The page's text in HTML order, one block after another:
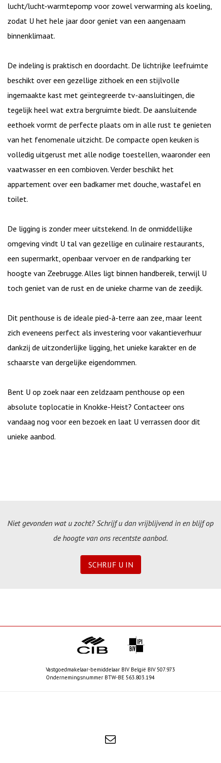
lucht/lucht-warmtepomp voor zowel verwarming als koeling,
zodat U het hele jaar door geniet van een aangenaam
binnenklimaat.
De indeling is praktisch en doordacht. De lichtrijke leefruimte
beschikt over een gezellige zithoek en een stijlvolle
ingemaakte kast met geïntegreerde tv-aansluitingen, die
tegelijk heel wat extra bergruimte biedt. De aansluitende
eethoek vormt de perfecte plaats om in alle rust te genieten
van het fenomenale uitzicht. De compacte open keuken is
volledig uitgerust met alle nodige toestellen, waaronder een
vaatwasser en een combioven. Verder beschikt het
appartement over een badkamer met douche, wastafel en
toilet.
De ligging is zonder meer uitstekend. In de onmiddellijke
omgeving vindt U tal van gezellige en culinaire restaurants,
een supermarkt, openbaar vervoer en de randparking ter
hoogte van Zeebrugge. Alles ligt binnen handbereik, terwijl U
toch geniet van de rust en de unieke charme van de zeedijk.
Dit penthouse is de ideale pied-à-terre aan zee, maar leent
zich eveneens perfect als investering voor vakantieverhuur
dankzij de uitzonderlijke ligging, het unieke karakter en de
schaarste van dergelijke eigendommen.
Bent U op zoek naar een zeldzaam penthouse op een
absolute toplocatie in Knokke-Heist? Contacteer ons
vandaag nog voor een bezoek en laat U verrassen door dit
unieke aanbod.
Niet gevonden wat u zocht? Schrijf u dan vrijblijvend in en blijf op
de hoogte van ons recentste aanbod.
SCHRIJF U IN
Vastgoedmakelaar-bemiddelaar BIV België BIV 507.973
Ondernemingsnummer BTW-BE 563.803.194